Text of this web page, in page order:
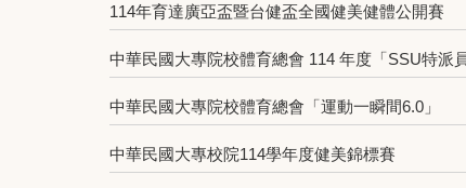
114年育達廣亞盃暨台健盃全國健美健體公開賽
中華民國大專院校體育總會 114 年度「SSU特派
中華民國大專院校體育總會「運動一瞬間6.0」
中華民國大專校院114學年度健美錦標賽